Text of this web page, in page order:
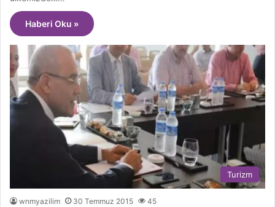
Haberi Oku »
Turizm
wnmyazilim 30 Temmuz 2015 45